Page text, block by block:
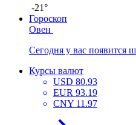
-21°
Гороскоп
Овен
Сегодня у вас появится
Курсы валют
USD 80.93
EUR 93.19
CNY 11.97